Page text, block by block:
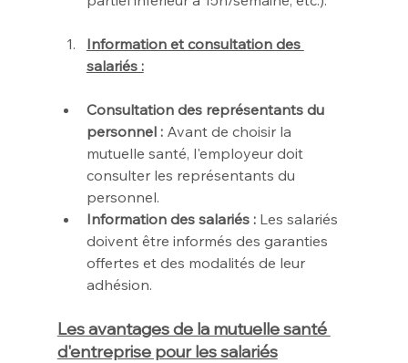
Information et consultation des
salariés :
Consultation des représentants du
personnel : Avant de choisir la
mutuelle santé, l'employeur doit
consulter les représentants du
personnel.
Information des salariés : Les salariés
doivent être informés des garanties
offertes et des modalités de leur
adhésion.
Les avantages de la mutuelle santé
d'entreprise pour les salariés